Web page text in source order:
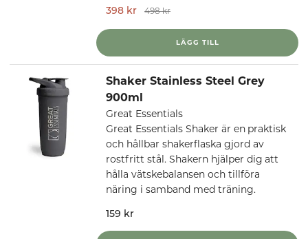
398 kr
498 kr
LÄGG TILL
Shaker Stainless Steel Grey
900ml
Great Essentials
Great Essentials Shaker är en praktisk
och hållbar shakerflaska gjord av
rostfritt stål. Shakern hjälper dig att
hålla vätskebalansen och tillföra
näring i samband med träning.
159 kr